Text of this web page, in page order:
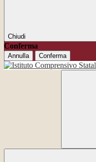
Chiudi
Conferma
Annulla Conferma